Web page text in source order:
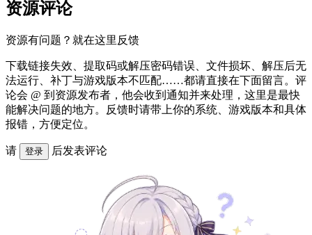
资源评论
资源有问题？就在这里反馈
下载链接失效、提取码或解压密码错误、文件损坏、解压后无
法运行、补丁与游戏版本不匹配……都请直接在下面留言。评
论会 @ 到资源发布者，他会收到通知并来处理，这里是最快
能解决问题的地方。反馈时请带上你的系统、游戏版本和具体
报错，方便定位。
请 登录 后发表评论